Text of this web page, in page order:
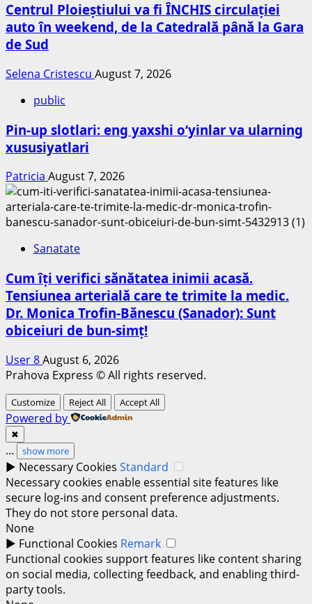
Centrul Ploieștiului va fi ÎNCHIS circulației
auto în weekend, de la Catedrală până la Gara
de Sud
Selena Cristescu August 7, 2026
public
Pin-up slotlari: eng yaxshi o‘yinlar va ularning
xususiyatlari
Patricia August 7, 2026
Sanatate
Cum îți verifici sănătatea inimii acasă.
Tensiunea arterială care te trimite la medic.
Dr. Monica Trofin-Bănescu (Sanador): Sunt
obiceiuri de bun-simț!
User 8August 6, 2026
Prahova Express © All rights reserved.
Customize Reject All Accept All
Powered by
✖
... show more
► Necessary Cookies Standard
Necessary cookies enable essential site features like
secure log-ins and consent preference adjustments.
They do not store personal data.
None
► Functional Cookies Remark
Functional cookies support features like content sharing
on social media, collecting feedback, and enabling third-
party tools.